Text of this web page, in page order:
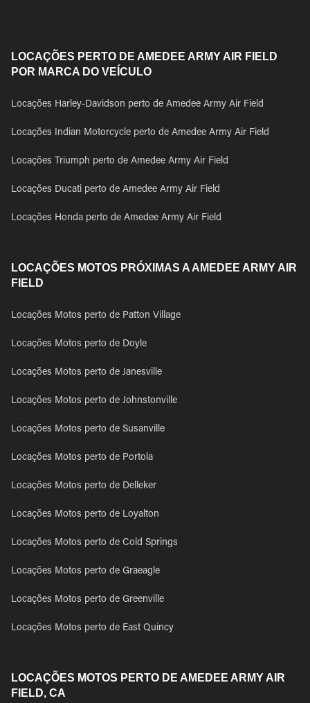
LOCAÇÕES PERTO DE AMEDEE ARMY AIR FIELD
POR MARCA DO VEÍCULO
Locações Harley-Davidson perto de Amedee Army Air Field
Locações Indian Motorcycle perto de Amedee Army Air Field
Locações Triumph perto de Amedee Army Air Field
Locações Ducati perto de Amedee Army Air Field
Locações Honda perto de Amedee Army Air Field
LOCAÇÕES MOTOS PRÓXIMAS A AMEDEE ARMY AIR
FIELD
Locações Motos perto de Patton Village
Locações Motos perto de Doyle
Locações Motos perto de Janesville
Locações Motos perto de Johnstonville
Locações Motos perto de Susanville
Locações Motos perto de Portola
Locações Motos perto de Delleker
Locações Motos perto de Loyalton
Locações Motos perto de Cold Springs
Locações Motos perto de Graeagle
Locações Motos perto de Greenville
Locações Motos perto de East Quincy
LOCAÇÕES MOTOS PERTO DE AMEDEE ARMY AIR
FIELD, CA